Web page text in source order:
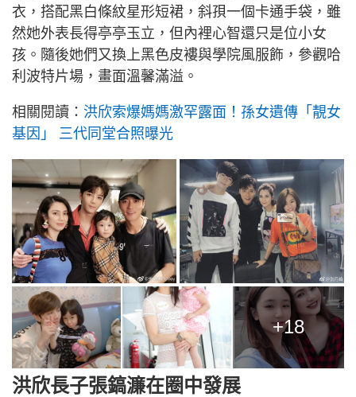
衣，搭配黑白條紋星形短裙，斜孭一個卡通手袋，雖
然她外表長得亭亭玉立，但內裡心智還只是位小女
孩。隨後她們又換上黑色皮褸與學院風服飾，參觀哈
利波特片場，畫面溫馨滿溢。
相關閱讀： 洪欣索爆媽媽激罕露面！孫女遺傳「靚女
基因」 三代同堂合照曝光
+18
洪欣長子張鎬濂在圈中發展